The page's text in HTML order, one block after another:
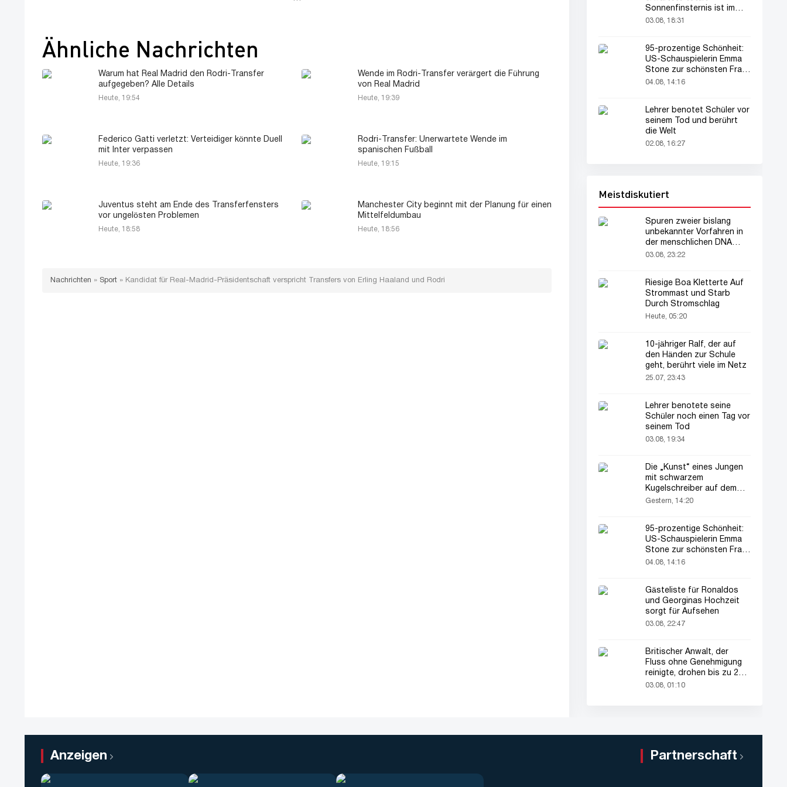
Ähnliche Nachrichten
Warum hat Real Madrid den Rodri-Transfer
aufgegeben? Alle Details
Heute, 19:54
Wende im Rodri-Transfer verärgert die Führung
von Real Madrid
Heute, 19:39
Federico Gatti verletzt: Verteidiger könnte Duell
mit Inter verpassen
Heute, 19:36
Rodri-Transfer: Unerwartete Wende im
spanischen Fußball
Heute, 19:15
Juventus steht am Ende des Transferfensters
vor ungelösten Problemen
Heute, 18:58
Manchester City beginnt mit der Planung für einen
Mittelfeldumbau
Heute, 18:56
Nachrichten » Sport » Kandidat für Real-Madrid-Präsidentschaft verspricht Transfers von Erling Haaland und Rodri
Sonnenfinsternis ist im
August zu sehen
03.08, 18:31
95-prozentige Schönheit:
US-Schauspielerin Emma
Stone zur schönsten Frau
der Welt gekürt
04.08, 14:16
Lehrer benotet Schüler vor
seinem Tod und berührt
die Welt
02.08, 16:27
Meistdiskutiert
Spuren zweier bislang
unbekannter Vorfahren in
der menschlichen DNA
entdeckt
03.08, 23:22
Riesige Boa Kletterte Auf
Strommast und Starb
Durch Stromschlag
Heute, 05:20
10-jähriger Ralf, der auf
den Händen zur Schule
geht, berührt viele im Netz
25.07, 23:43
Lehrer benotete seine
Schüler noch einen Tag vor
seinem Tod
03.08, 19:34
Die „Kunst“ eines Jungen
mit schwarzem
Kugelschreiber auf dem
Pass seines Vaters zieht
Gestern, 14:20
95-prozentige Schönheit:
US-Schauspielerin Emma
Stone zur schönsten Frau
der Welt gekürt
04.08, 14:16
Gästeliste für Ronaldos
und Georginas Hochzeit
sorgt für Aufsehen
03.08, 22:47
Britischer Anwalt, der
Fluss ohne Genehmigung
reinigte, drohen bis zu 2
Jahre Haft
03.08, 01:10
Anzeigen Partnerschaft